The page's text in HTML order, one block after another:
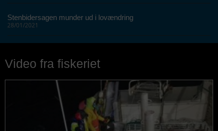
Stenbidersagen munder ud i lovændring
28/01/2021
Video fra fiskeriet